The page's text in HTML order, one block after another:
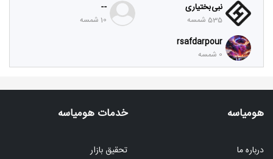
نبی بختیاری
535 شمسه
- -
10 شمسه
rsafdarpour
0 شمسه
هومیاسه
درباره ما
خدمات هومیاسه
تحقیق بازار